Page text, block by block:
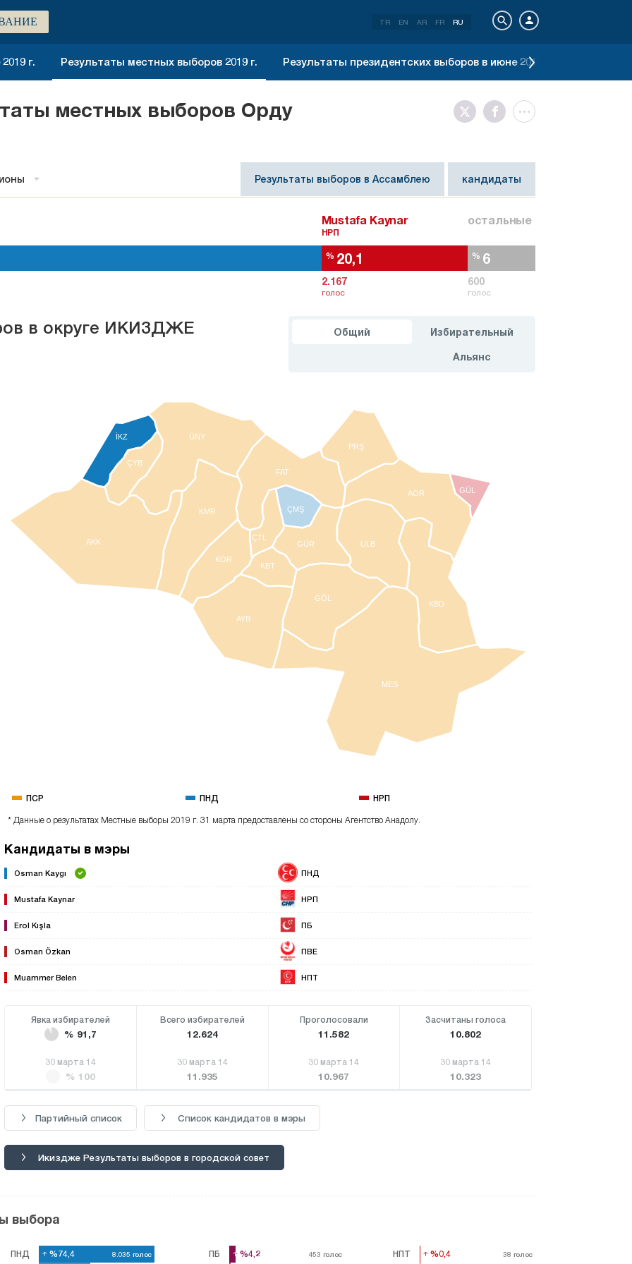
TR EN AR FR RU
г. Результаты местных выборов 2019 г. Результаты президентских выборов в июне 2018 г.
местных выборов Орду
Результаты выборов в Ассамблею кандидаты
Mustafa Kaynar
НРП
% 20,1
2.167
голос
остальные
% 6
600
голос
в округе ИКИЗДЖЕ Общий Избирательный
Альянс
AKK
AYB
FAT
GÖL
KOR
KMR
MES
PRŞ
ULB
ÜNY
GÜL
GÜR
ÇMŞ
ÇTL
ÇYB
İKZ
KBD
KBT
AOR
ПСР ПНД НРП
* Данные о результатах Местные выборы 2019 г. 31 марта предоставлены со стороны Агентство Анадолу.
Кандидаты в мэры
Osman Kaygı ПНД
Mustafa Kaynar НРП
Erol Kışla ПБ
Osman Özkan ПВЕ
Muammer Belen НПТ
Явка избирателей
% 91,7
Всего избирателей
12.624
Проголосовали
11.582
Засчитаны голоса
10.802
30 марта 14
% 100
30 марта 14
11.935
30 марта 14
10.967
30 марта 14
10.323
Партийный список Список кандидатов в мэры
Икиздже Результаты выборов в городской совет
выбора
ПНД %74,4 8.035 голос
%74,4 8.035 голос ПБ %4,2 453 голос
%4,2 453 голос НПТ %0,4 38 голос
%0,4 38 голос